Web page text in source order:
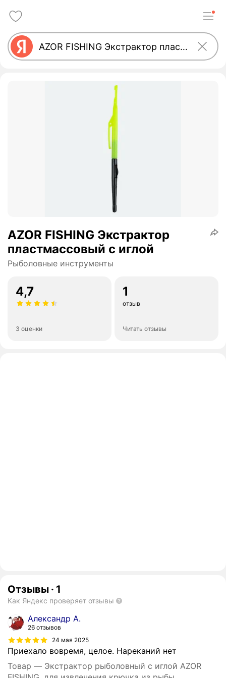
AZOR FISHING Экстрактор
пластмассовый с иглой
Рыболовные инструменты
4,7
3 оценки
1
отзыв
Читать отзывы
Отзывы · 1
Как Яндекс проверяет отзывы
Александр А.
26 отзывов
24 мая 2025
Приехало вовремя, целое. Нареканий нет
Товар — Экстрактор рыболовный с иглой AZOR